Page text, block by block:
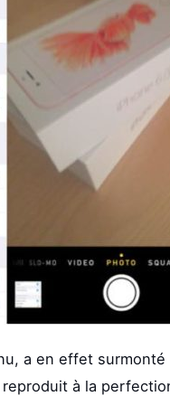
a en effet surmonté
à la